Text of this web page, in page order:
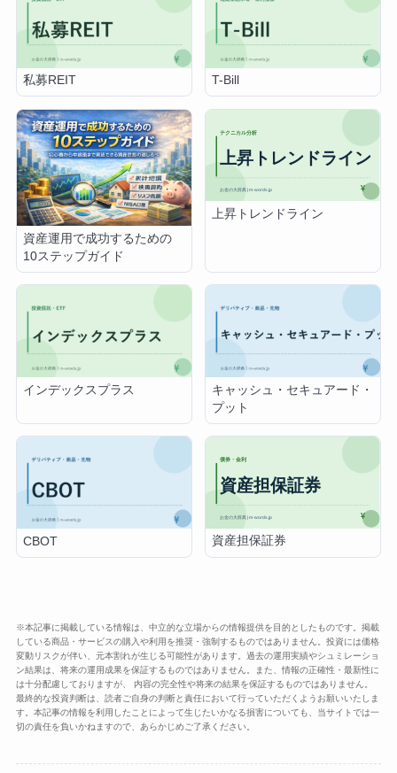
私募REIT T-Bill
資産運用で成功するための
10ステップガイド
上昇トレンドライン
インデックスプラス
キャッシュ・セキュアード・
プット
CBOT 資産担保証券
※本記事に掲載している情報は、中立的な立場からの情報提供を目的としたものです。掲載
している商品・サービスの購入や利用を推奨・強制するものではありません。投資には価格
変動リスクが伴い、元本割れが生じる可能性があります。過去の運用実績やシュミレーショ
ン結果は、将来の運用成果を保証するものではありません。また、情報の正確性・最新性に
は十分配慮しておりますが、 内容の完全性や将来の結果を保証するものではありません。
最終的な投資判断は、読者ご自身の判断と責任において行っていただくようお願いいたしま
す。本記事の情報を利用したことによって生じたいかなる損害についても、当サイトでは一
切の責任を負いかねますので、あらかじめご了承ください。